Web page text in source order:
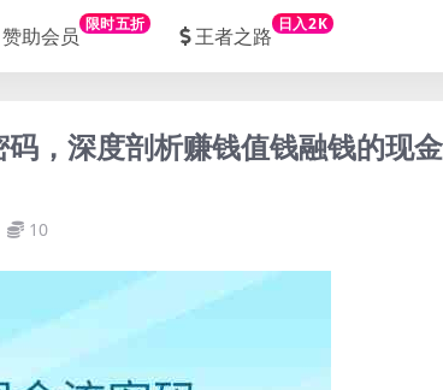
赞助会员 限时五折 王者之路 日入2K
，深度剖析赚钱值钱融钱的现
10